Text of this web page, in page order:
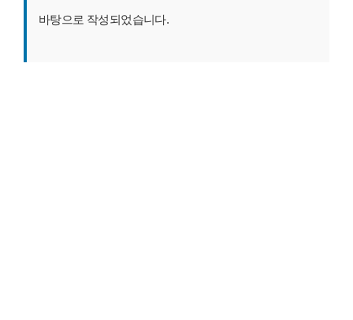
바탕으로 작성되었습니다.